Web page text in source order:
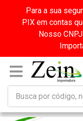
Para a sua
PIX em contas
Nosso